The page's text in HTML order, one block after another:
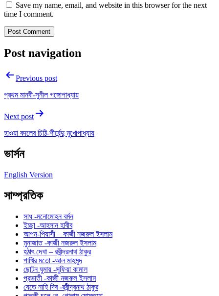
Save my name, email, and website in this browser for the next
time I comment.
Post navigation
Previous post
প্রথম মানবী-সুনীল গঙ্গোপাধ্যায়
Next post
হাওয়া বদলের চিঠি-শীর্ষেন্দু মুখোপাধ্যায়
ভার্সন
English Version
সাম্প্রতিক
সাধ -মনোমোহন বর্মন
ইচ্ছা -আহসান হাবীব
আপন-পিয়াসী – কাজী নজরুল ইসলাম
মুনাজাত -কাজী নজরুল ইসলাম
হঠাৎ দেখা – রবীন্দ্রনাথ ঠাকুর
পাখির মতো -আল মাহমুদ
ছোটন ঘুমায় -সুফিয়া কামাল
প্রভাতী -কাজী নজরুল ইসলাম
যেতে নাহি দিব -রবীন্দ্রনাথ ঠাকুর